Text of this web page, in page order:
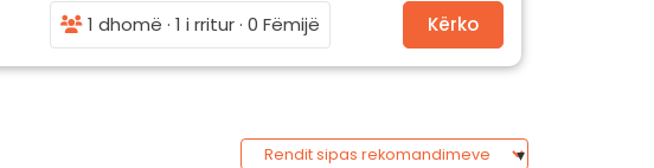
1 dhomë · 1 i rritur · 0 Fëmijë
Kërko